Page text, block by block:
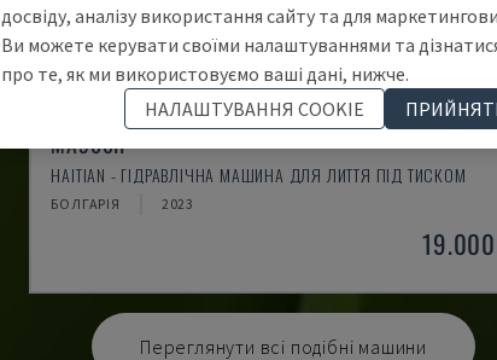
MA900ІІ
HAITIAN - ГІДРАВЛІЧНА МАШИНА ДЛЯ ЛИТТЯ ПІД ТИСКОМ
БОЛГАРІЯ 2023
Переглянути всі подібні машини
досвіду, аналізу використання сайту та для
Ви можете керувати своїми налаштуваннями та
про те, як ми використовуємо ваші дані, нижче.
НАЛАШТУВАННЯ COOKIE